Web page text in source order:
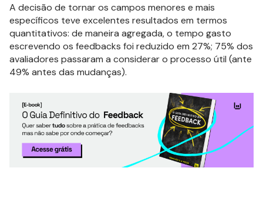
A decisão de tornar os campos menores e mais
específicos teve excelentes resultados em termos
quantitativos: de maneira agregada, o tempo gasto
escrevendo os feedbacks foi reduzido em 27%; 75% dos
avaliadores passaram a considerar o processo útil (ante
49% antes das mudanças).